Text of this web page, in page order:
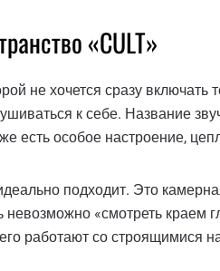
«CULT»
не хочется сразу
к себе. Название
есть особое настроение,
подходит. Это
«смотреть краем
работают со строящимися